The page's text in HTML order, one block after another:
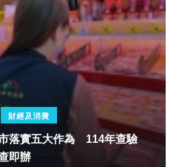
財經及消費
落實五大作為 114年查驗
即辦